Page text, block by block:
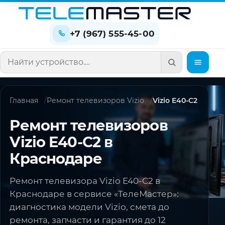
+7 (967) 555-45-00
Поиск по сайту
Главная Ремонт телевизоров Vizio Vizio E40-C2
Ремонт телевизоров
Vizio E40-C2 в
Краснодаре
Ремонт телевизора Vizio E40-C2 в
Краснодаре в сервисе «ТелеМастер»:
диагностика модели Vizio, смета до
ремонта, запчасти и гарантия до 12